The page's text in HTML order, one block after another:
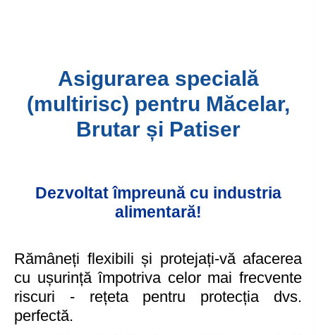
Asigurarea specială
(multirisc) pentru Măcelar,
Brutar și Patiser
Dezvoltat împreună cu industria
alimentară!
Rămâneți flexibili și protejați-vă afacerea
cu ușurință împotriva celor mai frecvente
riscuri - rețeta pentru protecția dvs.
perfectă.